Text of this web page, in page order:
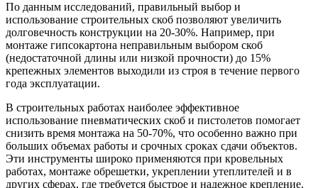
По данным исследований, правильный выбор и
использование строительных скоб позволяют увеличить
долговечность конструкции на 20-30%. Например, при
монтаже гипсокартона неправильным выбором скоб
(недостаточной длины или низкой прочности) до 15%
крепежных элементов выходили из строя в течение первого
года эксплуатации.
В строительных работах наиболее эффективное
использование пневматических скоб и пистолетов помогает
снизить время монтажа на 50-70%, что особенно важно при
больших объемах работы и срочных сроках сдачи объектов.
Эти инструменты широко применяются при кровельных
работах, монтаже обрешетки, укреплении утеплителей и в
других сферах, где требуется быстрое и надежное крепление.